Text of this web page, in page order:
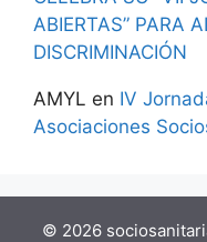
ABIERTAS” PARA
DISCRIMINACIÓN
AMYL en IV
Asociaciones
© 2026